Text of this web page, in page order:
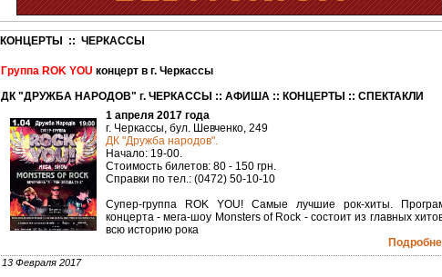
КОНЦЕРТЫ :: ЧЕРКАССЫ
Группа ROK YOU концерт в г. Черкассы
ДК "ДРУЖБА НАРОДОВ" г. ЧЕРКАССЫ :: АФИША :: КОНЦЕРТЫ :: СПЕКТАКЛИ
1 апреля 2017 года
г. Черкассы, бул. Шевченко, 249
ДК "Дружба народов".
Начало: 19-00.
Стоимость билетов: 80 - 150 грн.
Справки по тел.: (0472) 50-10-10
Супер-группа ROK YOU! Самые лучшие рок-хиты.
концерта - мега-шоу Monsters of Rock - cостоит из главных
всю историю рока
13 Февраля 2017